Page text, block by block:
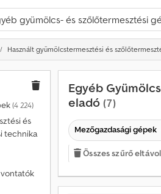
Használt gyümölcstermesztési és
(4 224)
és
technika
Egyéb
eladó (7)
Mezőgazdasági gépek
Összes szűrő